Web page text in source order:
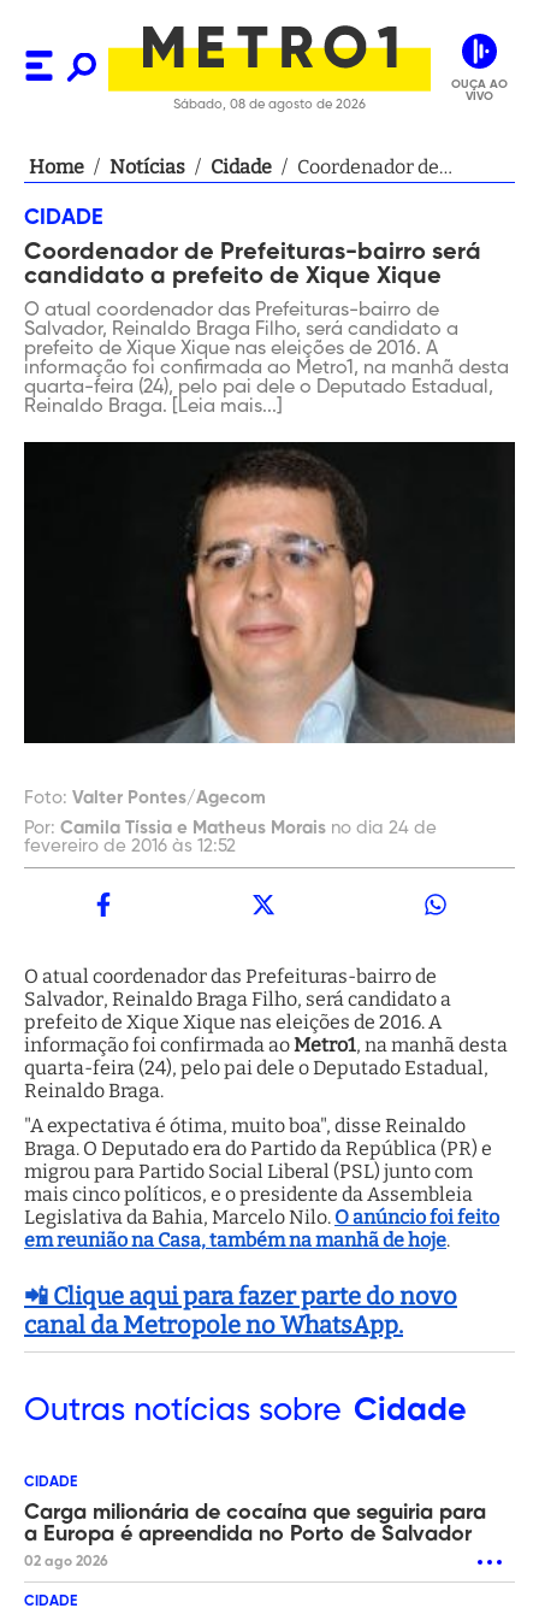
Sábado, 08 de agosto de 2026
OUÇA AO
VIVO
Home / Notícias / Cidade / Coordenador de
Xique Xique
CIDADE
Coordenador de Prefeituras-bairro será
candidato a prefeito de Xique Xique
O atual coordenador das Prefeituras-bairro de
Salvador, Reinaldo Braga Filho, será candidato a
prefeito de Xique Xique nas eleições de 2016. A
informação foi confirmada ao Metro1, na manhã desta
quarta-feira (24), pelo pai dele o Deputado Estadual,
Reinaldo Braga. [Leia mais...]
Foto: Valter Pontes/Agecom
Por: Camila Tíssia e Matheus Morais no dia 24 de
fevereiro de 2016 às 12:52
O atual coordenador das Prefeituras-bairro de
Salvador, Reinaldo Braga Filho, será candidato a
prefeito de Xique Xique nas eleições de 2016. A
informação foi confirmada aoMetro1, na manhã desta
quarta-feira (24), pelo pai dele o Deputado Estadual,
Reinaldo Braga.
"A expectativa é ótima, muito boa", disse Reinaldo
Braga. O Deputado era do Partido da República (PR) e
migrou para Partido Social Liberal (PSL) junto com
mais cinco políticos, e o presidente da Assembleia
Legislativa da Bahia, Marcelo Nilo. O anúncio foi feito
em reunião na Casa, também na manhã de hoje.
📲 Clique aqui para fazer parte do novo
canal da Metropole no WhatsApp.
Outras notícias sobre Cidade
CIDADE
Carga milionária de cocaína que seguiria para
a Europa é apreendida no Porto de Salvador
02 ago 2026
CIDADE